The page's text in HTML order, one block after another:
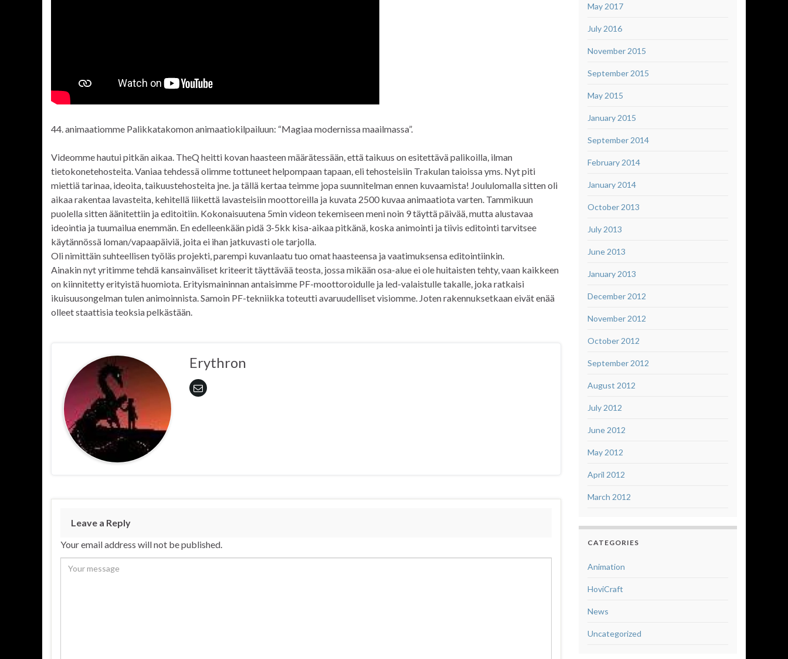
44. animaatiomme Palikkatakomon animaatiokilpailuun: “Magiaa modernissa maailmassa”.
Videomme hautui pitkän aikaa. TheQ heitti kovan haasteen määrätessään, että taikuus on esitettävä palikoilla, ilman
tietokonetehosteita. Vaniaa tehdessä olimme tottuneet helpompaan tapaan, eli tehosteisiin Trakulan taioissa yms. Nyt piti
miettiä tarinaa, ideoita, taikuustehosteita jne. ja tällä kertaa teimme jopa suunnitelman ennen kuvaamista! Joululomalla sitten oli
aikaa rakentaa lavasteita, kehitellä liikettä lavasteisiin moottoreilla ja kuvata 2500 kuvaa animaatiota varten. Tammikuun
puolella sitten äänitettiin ja editoitiin. Kokonaisuutena 5min videon tekemiseen meni noin 9 täyttä päivää, mutta alustavaa
ideointia ja tuumailua enemmän. En edelleenkään pidä 3-5kk kisa-aikaa pitkänä, koska animointi ja tiivis editointi tarvitsee
käytännössä loman/vapaapäiviä, joita ei ihan jatkuvasti ole tarjolla.
Oli nimittäin suhteellisen työläs projekti, parempi kuvanlaatu tuo omat haasteensa ja vaatimuksensa editointiinkin.
Ainakin nyt yritimme tehdä kansainväliset kriteerit täyttävää teosta, jossa mikään osa-alue ei ole huitaisten tehty, vaan kaikkeen
on kiinnitetty erityistä huomiota. Erityismaininnan antaisimme PF-moottoroidulle ja led-valaistulle takalle, joka ratkaisi
ikuisuusongelman tulen animoinnista. Samoin PF-tekniikka toteutti avaruudelliset visiomme. Joten rakennuksetkaan eivät enää
olleet staattisia teoksia pelkästään.
Erythron
Leave a Reply
Your email address will not be published.
May 2017
July 2016
November 2015
September 2015
May 2015
January 2015
September 2014
February 2014
January 2014
October 2013
July 2013
June 2013
January 2013
December 2012
November 2012
October 2012
September 2012
August 2012
July 2012
June 2012
May 2012
April 2012
March 2012
CATEGORIES
Animation
HoviCraft
News
Uncategorized